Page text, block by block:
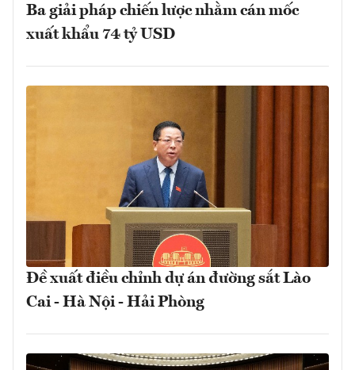
Ba giải pháp chiến lược nhằm cán mốc
xuất khẩu 74 tỷ USD
Đề xuất điều chỉnh dự án đường sắt Lào
Cai - Hà Nội - Hải Phòng